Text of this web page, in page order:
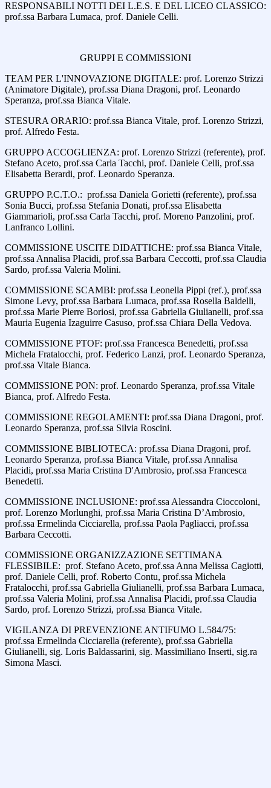
RESPONSABILI NOTTI DEI L.E.S. E DEL LICEO CLASSICO:
prof.ssa Barbara Lumaca, prof. Daniele Celli.
GRUPPI E COMMISSIONI
TEAM PER L'INNOVAZIONE DIGITALE: prof. Lorenzo Strizzi
(Animatore Digitale), prof.ssa Diana Dragoni, prof. Leonardo
Speranza, prof.ssa Bianca Vitale.
STESURA ORARIO: prof.ssa Bianca Vitale, prof. Lorenzo Strizzi,
prof. Alfredo Festa.
GRUPPO ACCOGLIENZA: prof. Lorenzo Strizzi (referente), prof.
Stefano Aceto, prof.ssa Carla Tacchi, prof. Daniele Celli, prof.ssa
Elisabetta Berardi, prof. Leonardo Speranza.
GRUPPO P.C.T.O.: prof.ssa Daniela Gorietti (referente), prof.ssa
Sonia Bucci, prof.ssa Stefania Donati, prof.ssa Elisabetta
Giammarioli, prof.ssa Carla Tacchi, prof. Moreno Panzolini, prof.
Lanfranco Lollini.
COMMISSIONE USCITE DIDATTICHE: prof.ssa Bianca Vitale,
prof.ssa Annalisa Placidi, prof.ssa Barbara Ceccotti, prof.ssa Claudia
Sardo, prof.ssa Valeria Molini.
COMMISSIONE SCAMBI: prof.ssa Leonella Pippi (ref.), prof.ssa
Simone Levy, prof.ssa Barbara Lumaca, prof.ssa Rosella Baldelli,
prof.ssa Marie Pierre Boriosi, prof.ssa Gabriella Giulianelli, prof.ssa
Mauria Eugenia Izaguirre Casuso, prof.ssa Chiara Della Vedova.
COMMISSIONE PTOF: prof.ssa Francesca Benedetti, prof.ssa
Michela Fratalocchi, prof. Federico Lanzi, prof. Leonardo Speranza,
prof.ssa Vitale Bianca.
COMMISSIONE PON: prof. Leonardo Speranza, prof.ssa Vitale
Bianca, prof. Alfredo Festa.
COMMISSIONE REGOLAMENTI: prof.ssa Diana Dragoni, prof.
Leonardo Speranza, prof.ssa Silvia Roscini.
COMMISSIONE BIBLIOTECA: prof.ssa Diana Dragoni, prof.
Leonardo Speranza, prof.ssa Bianca Vitale, prof.ssa Annalisa
Placidi, prof.ssa Maria Cristina D'Ambrosio, prof.ssa Francesca
Benedetti.
COMMISSIONE INCLUSIONE: prof.ssa Alessandra Cioccoloni,
prof. Lorenzo Morlunghi, prof.ssa Maria Cristina D’Ambrosio,
prof.ssa Ermelinda Cicciarella, prof.ssa Paola Pagliacci, prof.ssa
Barbara Ceccotti.
COMMISSIONE ORGANIZZAZIONE SETTIMANA
FLESSIBILE: prof. Stefano Aceto, prof.ssa Anna Melissa Cagiotti,
prof. Daniele Celli, prof. Roberto Contu, prof.ssa Michela
Fratalocchi, prof.ssa Gabriella Giulianelli, prof.ssa Barbara Lumaca,
prof.ssa Valeria Molini, prof.ssa Annalisa Placidi, prof.ssa Claudia
Sardo, prof. Lorenzo Strizzi, prof.ssa Bianca Vitale.
VIGILANZA DI PREVENZIONE ANTIFUMO L.584/75:
prof.ssa Ermelinda Cicciarella (referente), prof.ssa Gabriella
Giulianelli, sig. Loris Baldassarini, sig. Massimiliano Inserti, sig.ra
Simona Masci.